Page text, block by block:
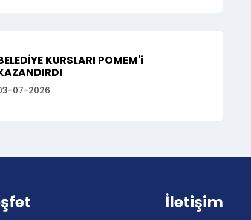
KURSLARI POMEM'i
07-2026
İletişim